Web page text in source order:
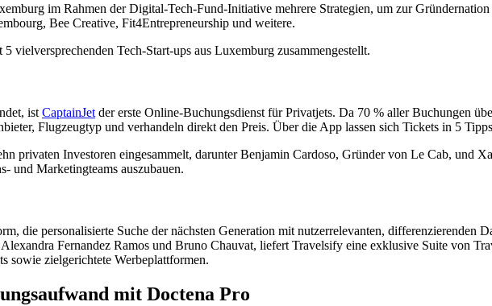
im Rahmen der Digital-Tech-Fund-Initiative mehrere Strategien, um zur
Bee Creative, Fit4Entrepreneurship und weitere.
vielversprechenden Tech-Start-ups aus Luxemburg zusammengestellt.
ist CaptainJet der erste Online-Buchungsdienst für Privatjets. Da 70 % aller Buchungen
Flugzeugtyp und verhandeln direkt den Preis. Über die App lassen sich Tickets in 5
privaten Investoren eingesammelt, darunter Benjamin Cardoso, Gründer von Le Cab, und
und Marketingteams auszubauen.
die personalisierte Suche der nächsten Generation mit nutzerrelevanten,
Fernandez Ramos und Bruno Chauvat, liefert Travelsify eine exklusive Suite von
sowie zielgerichtete Werbeplattformen.
mit Doctena Pro